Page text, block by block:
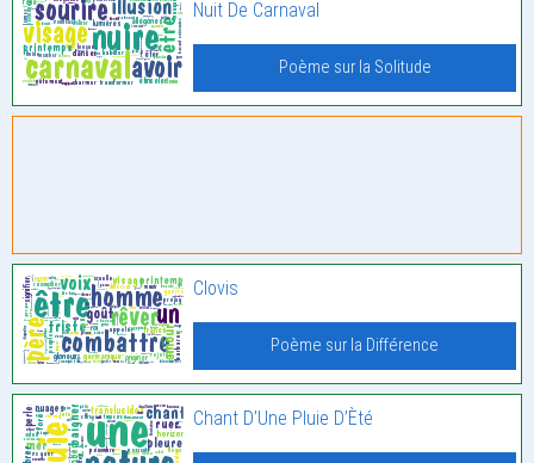
Nuit De Carnaval
Poème sur la Solitude
Clovis
Poème sur la Différence
Chant D’Une Pluie D’Èté